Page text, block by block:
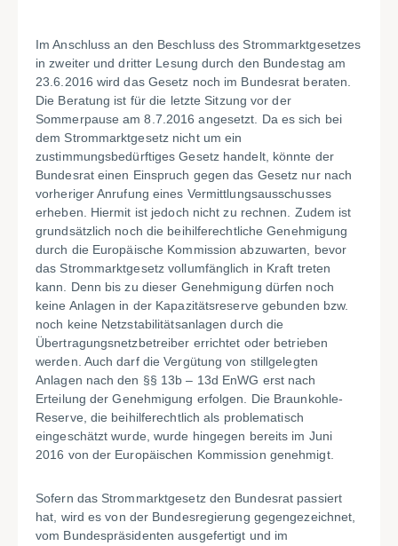
Im Anschluss an den Beschluss des Strommarktgesetzes
in zweiter und dritter Lesung durch den Bundestag am
23.6.2016 wird das Gesetz noch im Bundesrat beraten.
Die Beratung ist für die letzte Sitzung vor der
Sommerpause am 8.7.2016 angesetzt. Da es sich bei
dem Strommarktgesetz nicht um ein
zustimmungsbedürftiges Gesetz handelt, könnte der
Bundesrat einen Einspruch gegen das Gesetz nur nach
vorheriger Anrufung eines Vermittlungsausschusses
erheben. Hiermit ist jedoch nicht zu rechnen. Zudem ist
grundsätzlich noch die beihilferechtliche Genehmigung
durch die Europäische Kommission abzuwarten, bevor
das Strommarktgesetz vollumfänglich in Kraft treten
kann. Denn bis zu dieser Genehmigung dürfen noch
keine Anlagen in der Kapazitätsreserve gebunden bzw.
noch keine Netzstabilitätsanlagen durch die
Übertragungsnetzbetreiber errichtet oder betrieben
werden. Auch darf die Vergütung von stillgelegten
Anlagen nach den §§ 13b – 13d EnWG erst nach
Erteilung der Genehmigung erfolgen. Die Braunkohle-
Reserve, die beihilferechtlich als problematisch
eingeschätzt wurde, wurde hingegen bereits im Juni
2016 von der Europäischen Kommission genehmigt.
Sofern das Strommarktgesetz den Bundesrat passiert
hat, wird es von der Bundesregierung gegengezeichnet,
vom Bundespräsidenten ausgefertigt und im